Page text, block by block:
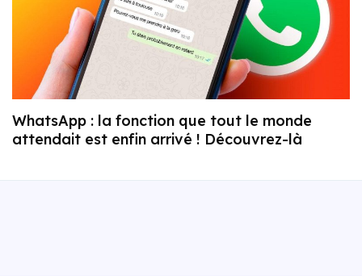
WhatsApp : la fonction que tout le monde
attendait est enfin arrivé ! Découvrez-là